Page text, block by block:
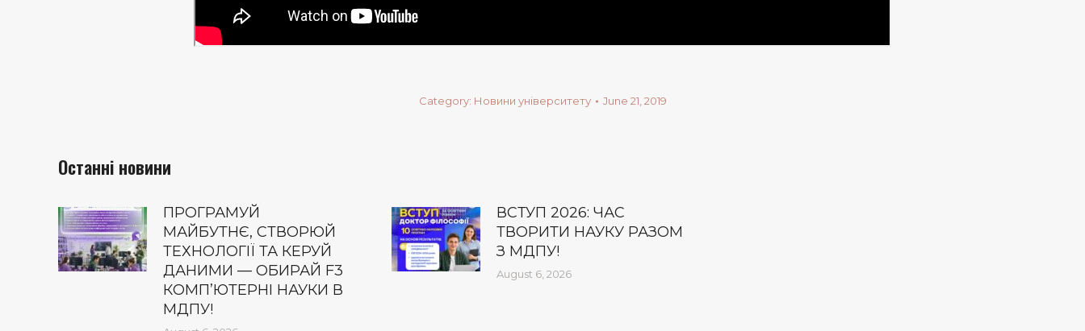
Category: Новини університету June 21, 2019
Останні новини
ПРОГРАМУЙ
МАЙБУТНЄ, СТВОРЮЙ
ТЕХНОЛОГІЇ ТА КЕРУЙ
ДАНИМИ — ОБИРАЙ F3
КОМП’ЮТЕРНІ НАУКИ В
МДПУ!
ВСТУП 2026: ЧАС
ТВОРИТИ НАУКУ РАЗОМ
З МДПУ!
August 6, 2026